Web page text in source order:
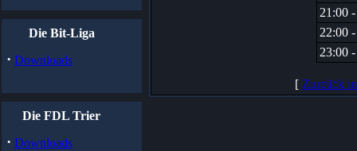
Die Bit-Liga
· Downloads
Die FDL Trier
· Downloads
21:00
22:00
23:00
[ Zurcück